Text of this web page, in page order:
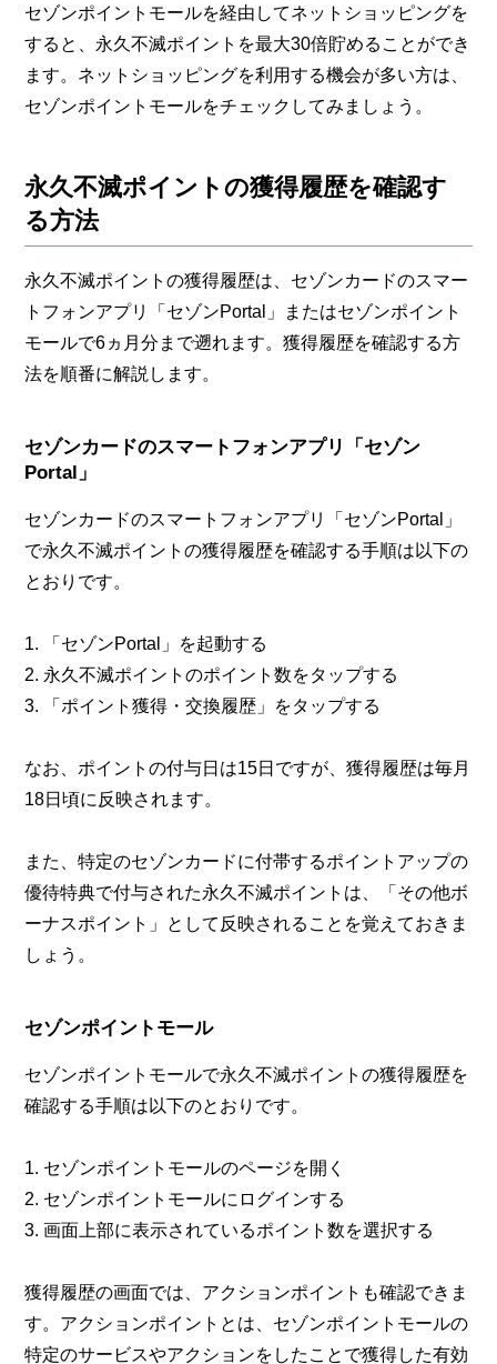
セゾンポイントモールを経由してネットショッピングを
すると、永久不滅ポイントを最大30倍貯めることができ
ます。ネットショッピングを利用する機会が多い方は、
セゾンポイントモールをチェックしてみましょう。
永久不滅ポイントの獲得履歴を確認す
る方法
永久不滅ポイントの獲得履歴は、セゾンカードのスマー
トフォンアプリ「セゾンPortal」またはセゾンポイント
モールで6ヵ月分まで遡れます。獲得履歴を確認する方
法を順番に解説します。
セゾンカードのスマートフォンアプリ「セゾン
Portal」
セゾンカードのスマートフォンアプリ「セゾンPortal」
で永久不滅ポイントの獲得履歴を確認する手順は以下の
とおりです。
1. 「セゾンPortal」を起動する
2. 永久不滅ポイントのポイント数をタップする
3. 「ポイント獲得・交換履歴」をタップする
なお、ポイントの付与日は15日ですが、獲得履歴は毎月
18日頃に反映されます。
また、特定のセゾンカードに付帯するポイントアップの
優待特典で付与された永久不滅ポイントは、「その他ボ
ーナスポイント」として反映されることを覚えておきま
しょう。
セゾンポイントモール
セゾンポイントモールで永久不滅ポイントの獲得履歴を
確認する手順は以下のとおりです。
1. セゾンポイントモールのページを開く
2. セゾンポイントモールにログインする
3. 画面上部に表示されているポイント数を選択する
獲得履歴の画面では、アクションポイントも確認できま
す。アクションポイントとは、セゾンポイントモールの
特定のサービスやアクションをしたことで獲得した有効